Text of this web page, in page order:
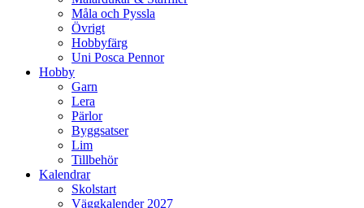
Måla och Pyssla
Övrigt
Hobbyfärg
Uni Posca Pennor
Hobby
Garn
Lera
Pärlor
Byggsatser
Lim
Tillbehör
Kalendrar
Skolstart
Väggkalender 2027